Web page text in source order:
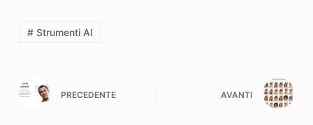
# Strumenti AI
PRECEDENTE AVANTI